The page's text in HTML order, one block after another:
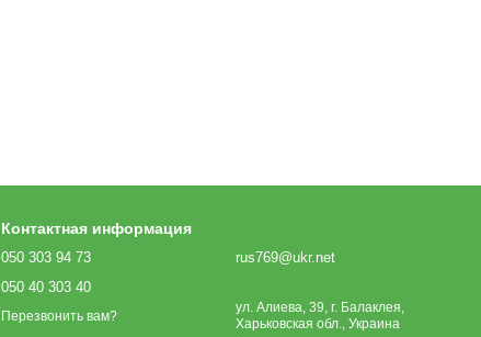
Контактная информация
050 303 94 73
050 40 303 40
Перезвонить вам?
rus769@ukr.net
ул. Алиева, 39, г. Балаклея,
Харьковская обл., Украина